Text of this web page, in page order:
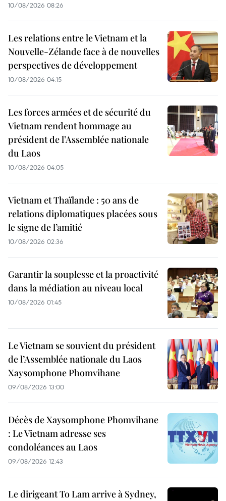
10/08/2026 08:26
Les relations entre le Vietnam et la
Nouvelle-Zélande face à de nouvelles
perspectives de développement
10/08/2026 04:15
Les forces armées et de sécurité du
Vietnam rendent hommage au
président de l’Assemblée nationale
du Laos
10/08/2026 04:05
Vietnam et Thaïlande : 50 ans de
relations diplomatiques placées sous
le signe de l’amitié
10/08/2026 02:36
Garantir la souplesse et la proactivité
dans la médiation au niveau local
10/08/2026 01:45
Le Vietnam se souvient du président
de l’Assemblée nationale du Laos
Xaysomphone Phomvihane
09/08/2026 13:00
Décès de Xaysomphone Phomvihane
: Le Vietnam adresse ses
condoléances au Laos
09/08/2026 12:43
Le dirigeant To Lam arrive à Sydney,